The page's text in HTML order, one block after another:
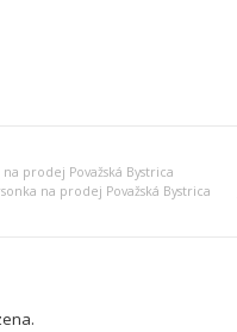
na prodej Považská Bystrica
na prodej Považská Bystrica